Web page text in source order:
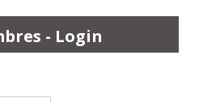
- Login